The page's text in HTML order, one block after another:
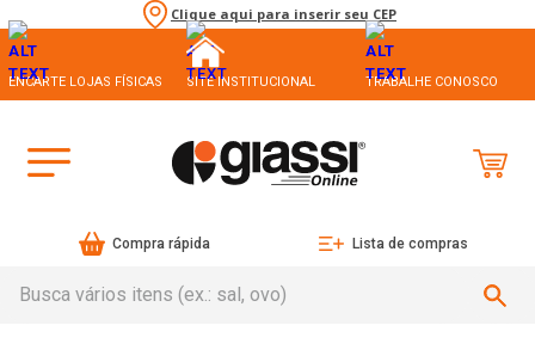
Clique aqui para inserir seu CEP
ENCARTE LOJAS FÍSICAS SITE INSTITUCIONAL TRABALHE CONOSCO
Compra rápida Lista de compras